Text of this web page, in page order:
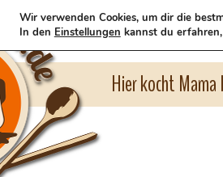
Hier kocht
Wir verwenden Cookies, um dir die
In den Einstellungen kannst du